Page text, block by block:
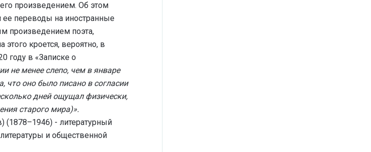
произведением. Об этом
ее переводы на иностранные
произведением поэта,
кроется, вероятно, в
году в «Записке о
не менее слепо, чем в январе
что оно было писано в согласии
дней ощущал физически,
старого мира)».
(1878–1946) - литературный
и общественной